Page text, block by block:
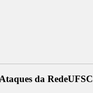
da RedeUFSC